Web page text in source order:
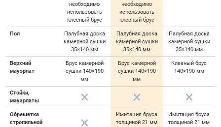
необходимо
использовать
клееный брус
необходимо
использовать
клееный брус
Пол
Палубная доска
камерной сушки
35×140 мм
Палубная доска
камерной сушки
35×140 мм
Палубная доска
камерной сушки
35×140 мм
Верхний
мауэрлат
Брус камерной
сушки 140×190
мм
Брус камерной
сушки 140×190
мм
Клееный брус
140×190 мм
Стойки,
мауэрлаты
Обрешетка
стропильной
Имитация бруса
толщиной 21 мм
Имитация бруса
толщиной 21 мм